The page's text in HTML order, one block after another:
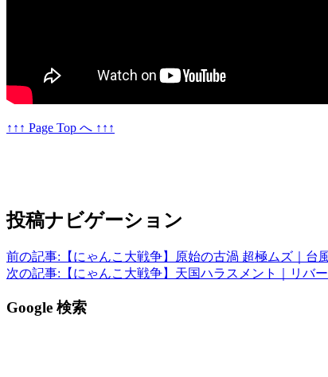
↑↑↑ Page Top へ ↑↑↑
投稿ナビゲーション
前の記事: 【にゃんこ大戦争】原始の古渦 超極ムズ｜台
次の記事: 【にゃんこ大戦争】天国ハラスメント｜リバ
Google 検索